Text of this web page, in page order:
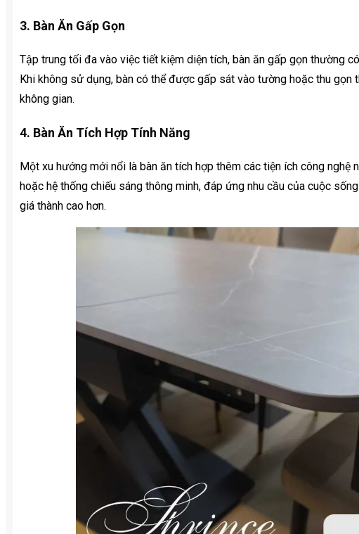
3. Bàn Ăn Gấp Gọn
Tập trung tối đa vào việc tiết kiệm diện tích, bàn ăn gấp gọn thường
Khi không sử dụng, bàn có thể được gấp sát vào tường hoặc thu gọn
không gian.
4. Bàn Ăn Tích Hợp Tính Năng
Một xu hướng mới nổi là bàn ăn tích hợp thêm các tiện ích công nghệ
hoặc hệ thống chiếu sáng thông minh, đáp ứng nhu cầu của cuộc
giá thành cao hơn.